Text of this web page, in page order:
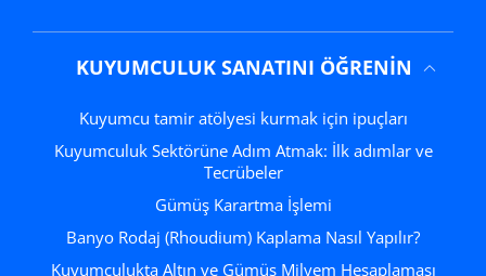
KUYUMCULUK SANATINI ÖĞRENIN
Kuyumcu tamir atölyesi kurmak için ipuçları
Kuyumculuk Sektörüne Adım Atmak: İlk adımlar ve
Tecrübeler
Gümüş Karartma İşlemi
Banyo Rodaj (Rhoudium) Kaplama Nasıl Yapılır?
Kuyumculukta Altın ve Gümüş Milyem Hesaplaması